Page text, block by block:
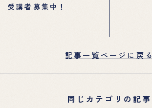
受講者募集中！
記事一覧ページに戻る
同じカテゴリの記事